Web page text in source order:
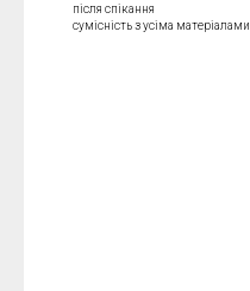
після спікання
сумісність з усіма матеріалами